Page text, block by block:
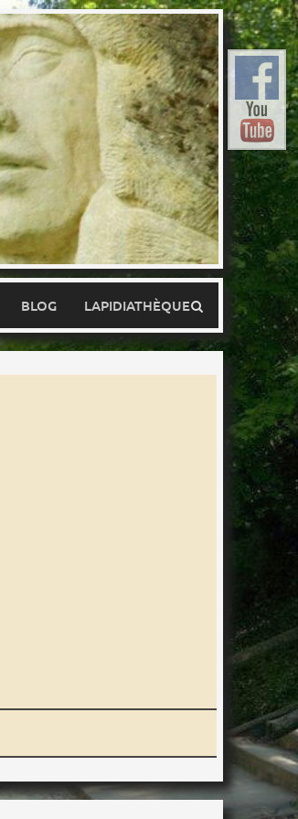
BLOG LAPIDIATHÈQUE